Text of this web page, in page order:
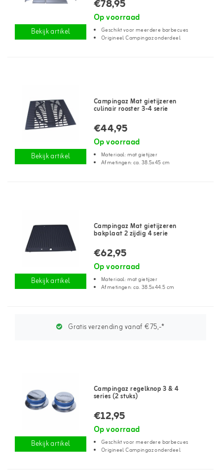
Bekijk artikel
€78,95
Op voorraad
Geschikt voor meerdere barbecues
Origineel Campingaz onderdeel
Bekijk artikel
Campingaz Mat gietijzeren
culinair rooster 3-4 serie
€44,95
Op voorraad
Materiaal: mat gietijzer
Afmetingen: ca. 38.5x45 cm
Bekijk artikel
Campingaz Mat gietijzeren
bakplaat 2 zijdig 4 serie
€62,95
Op voorraad
Materiaal: mat gietijzer
Afmetingen: ca. 38.5x44.5 cm
Gratis verzending vanaf €75,-*
Bekijk artikel
Campingaz regelknop 3 & 4
series (2 stuks)
€12,95
Op voorraad
Geschikt voor meerdere barbecues
Origineel Campingaz onderdeel